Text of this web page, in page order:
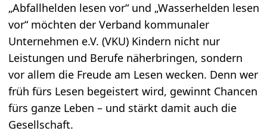
„Abfallhelden lesen vor“ und „Wasserhelden lesen
vor“ möchten der Verband kommunaler
Unternehmen e.V. (VKU) Kindern nicht nur
Leistungen und Berufe näherbringen, sondern
vor allem die Freude am Lesen wecken. Denn wer
früh fürs Lesen begeistert wird, gewinnt Chancen
fürs ganze Leben – und stärkt damit auch die
Gesellschaft.